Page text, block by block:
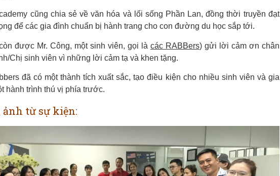
cũng chia sẻ về văn hóa và lối sống Phần Lan, đồng thời truyền đạt
để các gia đình chuẩn bị hành trang cho con đường du học sắp tới.
được Mr. Công, một sinh viên, gọi là các RABBers) gửi lời cảm ơn chân
Chị sinh viên vì những lời cảm tạ và khen tặng.
đã có một thành tích xuất sắc, tạo điều kiện cho nhiều sinh viên và gia
hành trình thú vị phía trước.
từ sự kiện: